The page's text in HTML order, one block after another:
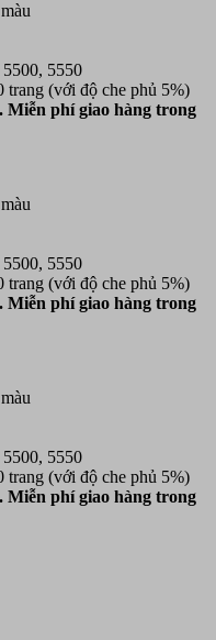
5550
trang (với độ che phủ 5%)
phí giao hàng trong
5550
trang (với độ che phủ 5%)
phí giao hàng trong
5550
trang (với độ che phủ 5%)
phí giao hàng trong